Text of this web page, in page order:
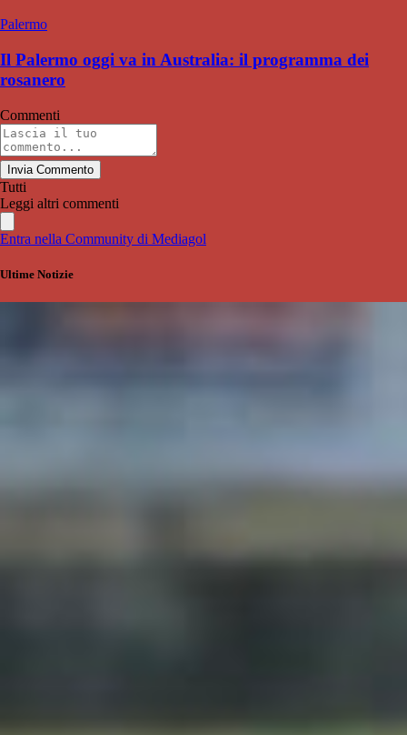
Palermo
Il Palermo oggi va in Australia: il programma dei
rosanero
Commenti
Invia Commento
Tutti
Leggi altri commenti
Entra nella Community di Mediagol
Ultime Notizie